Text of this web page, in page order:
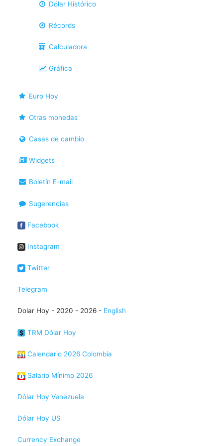
Dólar Histórico
Récords
Calculadora
Gráfica
Euro Hoy
Otras monedas
Casas de cambio
Widgets
Boletín E-mail
Sugerencias
Facebook
Instagram
Twitter
Telegram
Dolar Hoy - 2020 - 2026 - English
TRM Dólar Hoy
Calendario 2026 Colombia
Salario Mínimo 2026
Dólar Hoy Venezuela
Dólar Hoy US
Currency Exchange